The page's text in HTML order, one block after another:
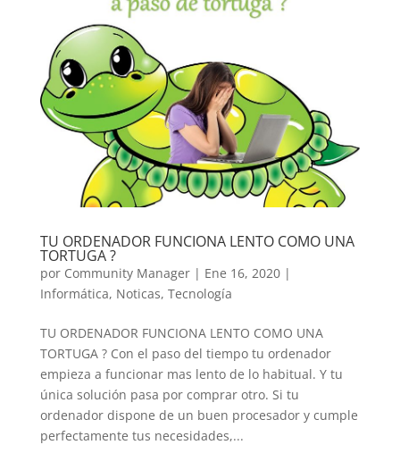
TU ORDENADOR FUNCIONA LENTO COMO UNA
TORTUGA ?
por Community Manager| Ene 16, 2020|
Informática, Noticas, Tecnología
TU ORDENADOR FUNCIONA LENTO COMO UNA
TORTUGA ? Con el paso del tiempo tu ordenador
empieza a funcionar mas lento de lo habitual. Y tu
única solución pasa por comprar otro. Si tu
ordenador dispone de un buen procesador y cumple
perfectamente tus necesidades,...